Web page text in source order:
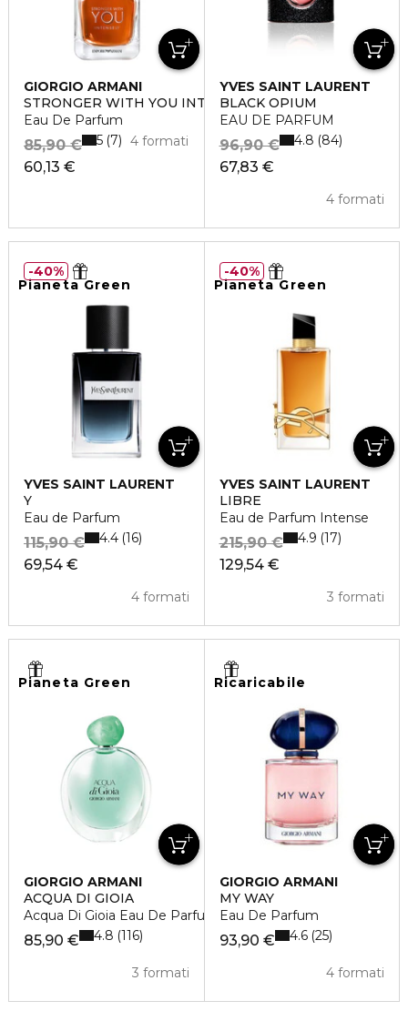
GIORGIO ARMANI
STRONGER WITH YOU INTENSELY
Eau De Parfum
60,13 €
85,90 € 4 formati
5 7
YVES SAINT LAURENT
BLACK OPIUM
EAU DE PARFUM
67,83 €
96,90 €
4 formati
4.8 84
Pianeta Green
YVES SAINT LAURENT
Y
Eau de Parfum
69,54 €
115,90 €
4 formati
4.4 16
40%
Pianeta Green
YVES SAINT LAURENT
LIBRE
Eau de Parfum Intense
129,54 €
215,90 €
3 formati
4.9 17
40%
Pianeta Green
GIORGIO ARMANI
ACQUA DI GIOIA
Acqua Di Gioia Eau De Parfum
85,90 €
3 formati
4.8 116
Ricaricabile
GIORGIO ARMANI
MY WAY
Eau De Parfum
93,90 €
4 formati
4.6 25